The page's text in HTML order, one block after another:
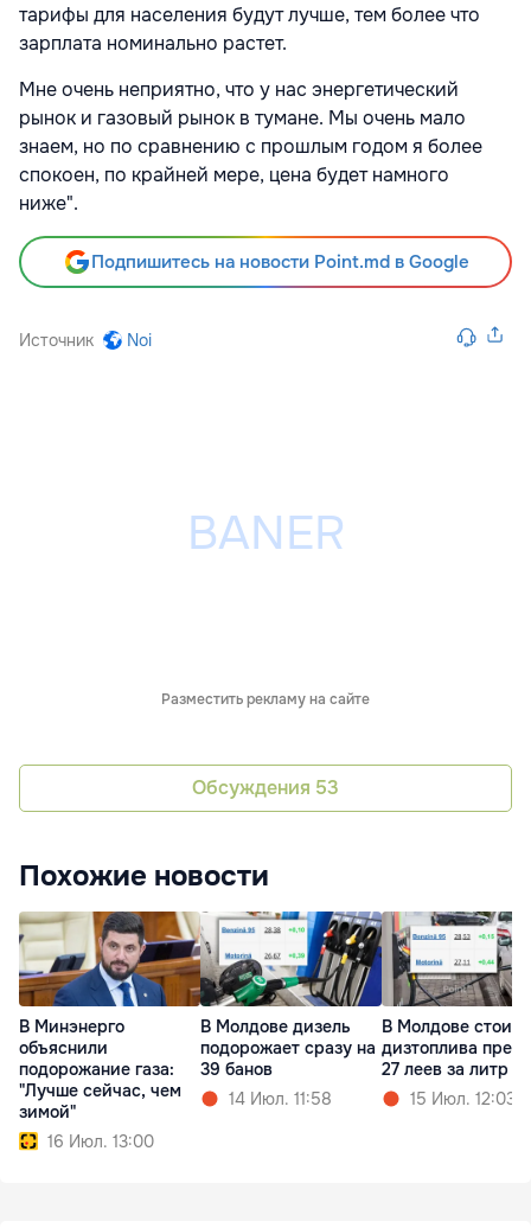
тарифы для населения будут лучше, тем более что
зарплата номинально растет.
Мне очень неприятно, что у нас энергетический
рынок и газовый рынок в тумане. Мы очень мало
знаем, но по сравнению с прошлым годом я более
спокоен, по крайней мере, цена будет намного
ниже".
Подпишитесь на новости Point.md в Google
Источник Noi
Разместить рекламу на сайте
Обсуждения 53
Похожие новости
В Минэнерго
объяснили
подорожание газа:
"Лучше сейчас, чем
зимой"
16 Июл. 13:00
В Молдове дизель
подорожает сразу на
39 банов
14 Июл. 11:58
В Молдове
дизтоплива
27 леев за литр
15 Июл. 12:03